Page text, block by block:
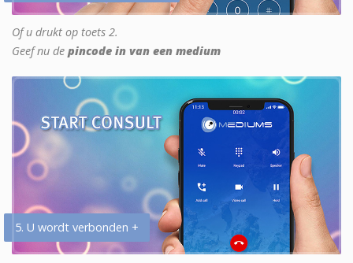
Of u drukt op toets 2.
Geef nu de pincode in van een medium
5. U wordt verbonden +